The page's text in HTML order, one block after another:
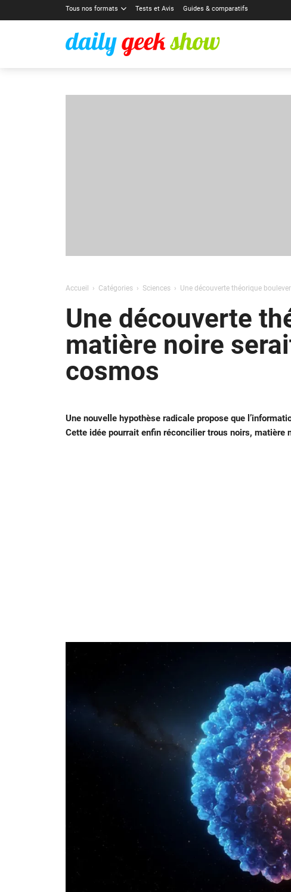
Tous nos formats Tests et Avis Guides & comparatifs
Accueil Catégories Sciences Une découverte théorique
Une découverte
matière noire
cosmos
Une nouvelle hypothèse radicale propose que
Cette idée pourrait enfin réconcilier trous noirs, matière